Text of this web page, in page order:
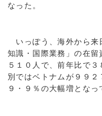
なった。
いっぽう、海外から来
知識・国際業務」の在留
５１０人で、前年比で
別ではベトナムが９９２
９・９％の大幅増となっ